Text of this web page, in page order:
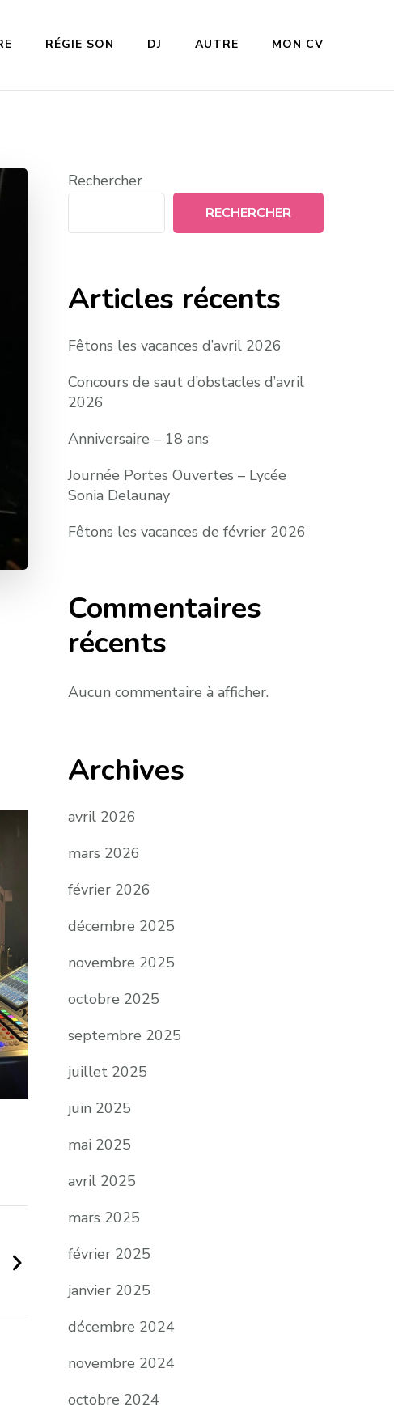
RÉGIE SON DJ AUTRE MON CV
Rechercher
RECHERCHER
Articles récents
Fêtons les vacances d’avril 2026
Concours de saut d’obstacles d’avril
2026
Anniversaire – 18 ans
Journée Portes Ouvertes – Lycée
Sonia Delaunay
Fêtons les vacances de février 2026
Commentaires
récents
Aucun commentaire à afficher.
Archives
avril 2026
mars 2026
février 2026
décembre 2025
novembre 2025
octobre 2025
septembre 2025
juillet 2025
juin 2025
mai 2025
avril 2025
mars 2025
février 2025
janvier 2025
décembre 2024
novembre 2024
octobre 2024